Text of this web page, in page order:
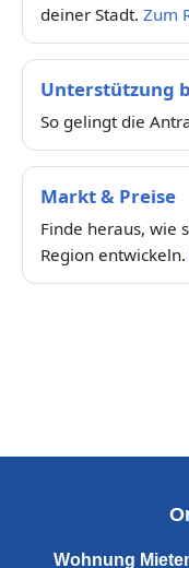
deiner Stadt. Zum
Unterstützung
So gelingt die
Markt & Preise
Finde heraus, wie
Region entwickeln.
Wohnung